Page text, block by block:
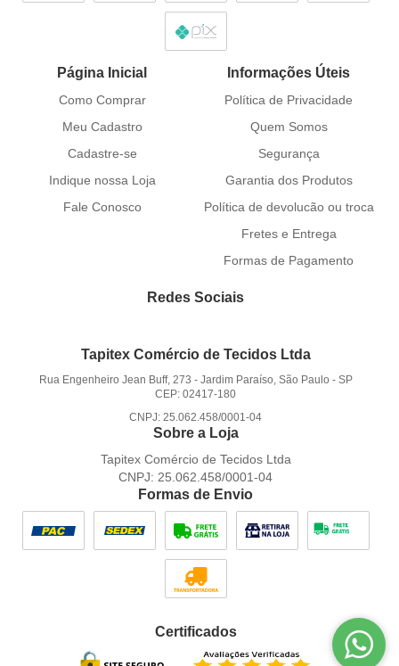
Página Inicial
Como Comprar
Meu Cadastro
Cadastre-se
Indique nossa Loja
Fale Conosco
Informações Úteis
Política de Privacidade
Quem Somos
Segurança
Garantia dos Produtos
Política de devolucão ou troca
Fretes e Entrega
Formas de Pagamento
Redes Sociais
Tapitex Comércio de Tecidos Ltda
Rua Engenheiro Jean Buff, 273 - Jardim Paraíso, São Paulo - SP
CEP: 02417-180
CNPJ: 25.062.458/0001-04
Sobre a Loja
Tapitex Comércio de Tecidos Ltda
CNPJ: 25.062.458/0001-04
Formas de Envio
Certificados